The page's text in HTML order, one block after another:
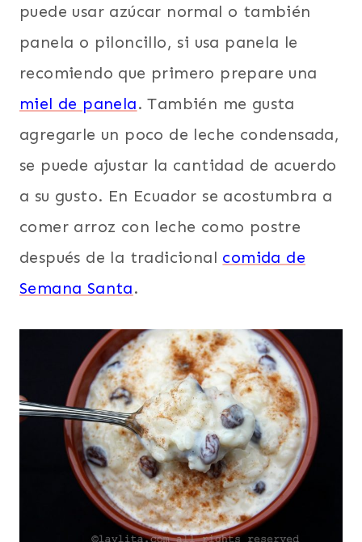
puede usar azúcar normal o también
panela o piloncillo, si usa panela le
recomiendo que primero prepare una
miel de panela. También me gusta
agregarle un poco de leche condensada,
se puede ajustar la cantidad de acuerdo
a su gusto. En Ecuador se acostumbra a
comer arroz con leche como postre
después de la tradicional comida de
Semana Santa.